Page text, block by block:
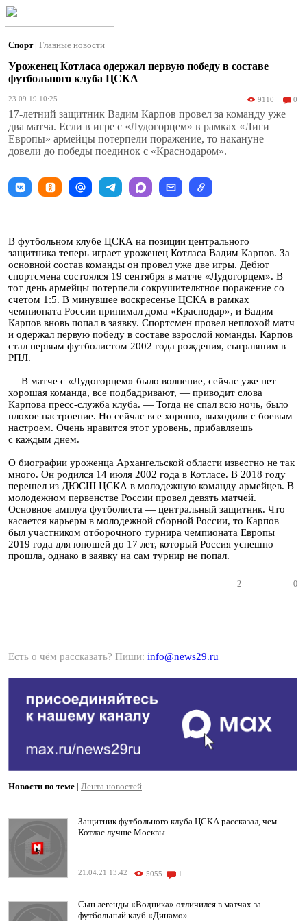
Спорт | Главные новости
Уроженец Котласа одержал первую победу в составе
футбольного клуба ЦСКА
23.09.19 10:25 9110 0
17-летний защитник Вадим Карпов провел за команду уже
два матча. Если в игре с «Лудогорцем» в рамках «Лиги
Европы» армейцы потерпели поражение, то накануне
довели до победы поединок с «Краснодаром».
В футбольном клубе ЦСКА на позиции центрального
защитника теперь играет уроженец Котласа Вадим Карпов. За
основной состав команды он провел уже две игры. Дебют
спортсмена состоялся 19 сентября в матче «Лудогорцем». В
тот день армейцы потерпели сокрушительтное поражение со
счетом 1:5. В минувшее воскресенье ЦСКА в рамках
чемпионата России принимал дома «Краснодар», и Вадим
Карпов вновь попал в заявку. Спортсмен провел неплохой матч
и одержал первую победу в составе взрослой команды. Карпов
стал первым футболистом 2002 года рождения, сыгравшим в
РПЛ.
— В матче с «Лудогорцем» было волнение, сейчас уже нет —
хорошая команда, все подбадривают, — приводит слова
Карпова пресс-служба клуба. — Тогда не спал всю ночь, было
плохое настроение. Но сейчас все хорошо, выходили с боевым
настроем. Очень нравится этот уровень, прибавляешь
с каждым днем.
О биографии уроженца Архангельской области известно не так
много. Он родился 14 июля 2002 года в Котласе. В 2018 году
перешел из ДЮСШ ЦСКА в молодежную команду армейцев. В
молодежном первенстве России провел девять матчей.
Основное амплуа футболиста — центральный защитник. Что
касается карьеры в молодежной сборной России, то Карпов
был участником отборочного турнира чемпионата Европы
2019 года для юношей до 17 лет, который Россия успешно
прошла, однако в заявку на сам турнир не попал.
2 0
Есть о чём рассказать? Пиши: info@news29.ru
Новости по теме | Лента новостей
Защитник футбольного клуба ЦСКА рассказал, чем
Котлас лучше Москвы
21.04.21 13:42 5055 1
Сын легенды «Водника» отличился в матчах за
футбольный клуб «Динамо»